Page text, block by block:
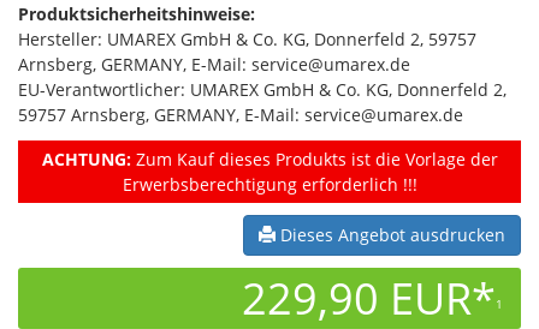
Produktsicherheitshinweise:
Hersteller: UMAREX GmbH & Co. KG, Donnerfeld 2, 59757
Arnsberg, GERMANY, E-Mail: service@umarex.de
EU-Verantwortlicher: UMAREX GmbH & Co. KG, Donnerfeld 2,
59757 Arnsberg, GERMANY, E-Mail: service@umarex.de
ACHTUNG:Zum Kauf dieses Produkts ist die Vorlage der
Erwerbsberechtigung erforderlich !!!
Dieses Angebot ausdrucken
229,90 EUR*1